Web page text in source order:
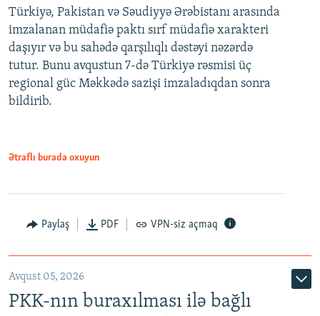
Türkiyə, Pakistan və Səudiyyə Ərəbistanı arasında
imzalanan müdafiə paktı sırf müdafiə xarakteri
daşıyır və bu sahədə qarşılıqlı dəstəyi nəzərdə
tutur. Bunu avqustun 7-də Türkiyə rəsmisi üç
regional güc Məkkədə sazişi imzaladıqdan sonra
bildirib.
Ətraflı burada oxuyun
Paylaş PDF VPN-siz açmaq
Avqust 05, 2026
PKK-nın buraxılması ilə bağlı